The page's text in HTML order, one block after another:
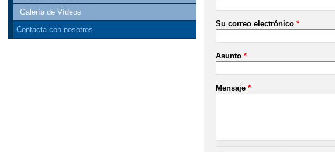
Galería de Vídeos
Contacta con nosotros
Su correo electrónico *
Asunto *
Mensaje *